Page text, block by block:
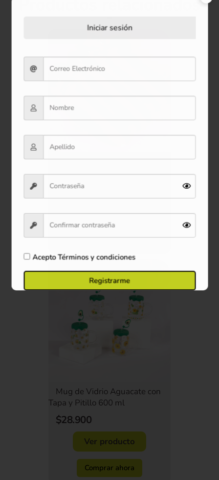
Bolígrafo Comida Rápida
2*3*16 cm
$2.000
Ver producto
Comprar ahora
Mug de Vidrio Aguacate con
Tapa y Pitillo 600 ml
$28.900
Ver producto
Comprar ahora
Iniciar sesión
AceptoTérminos y condiciones
Registrarme